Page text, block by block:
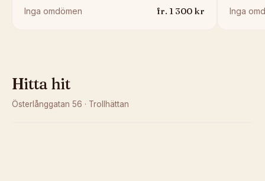
Inga omdömen fr. 1 300kr Inga
Hitta hit
Österlånggatan 56 · Trollhättan